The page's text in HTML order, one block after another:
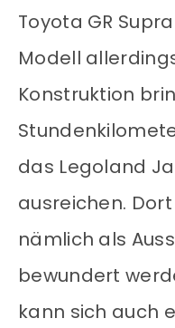
Toyota GR
Modell
Konstruktion
das Legoland
ausreichen.
nämlich als
bewundert
kann sich auch